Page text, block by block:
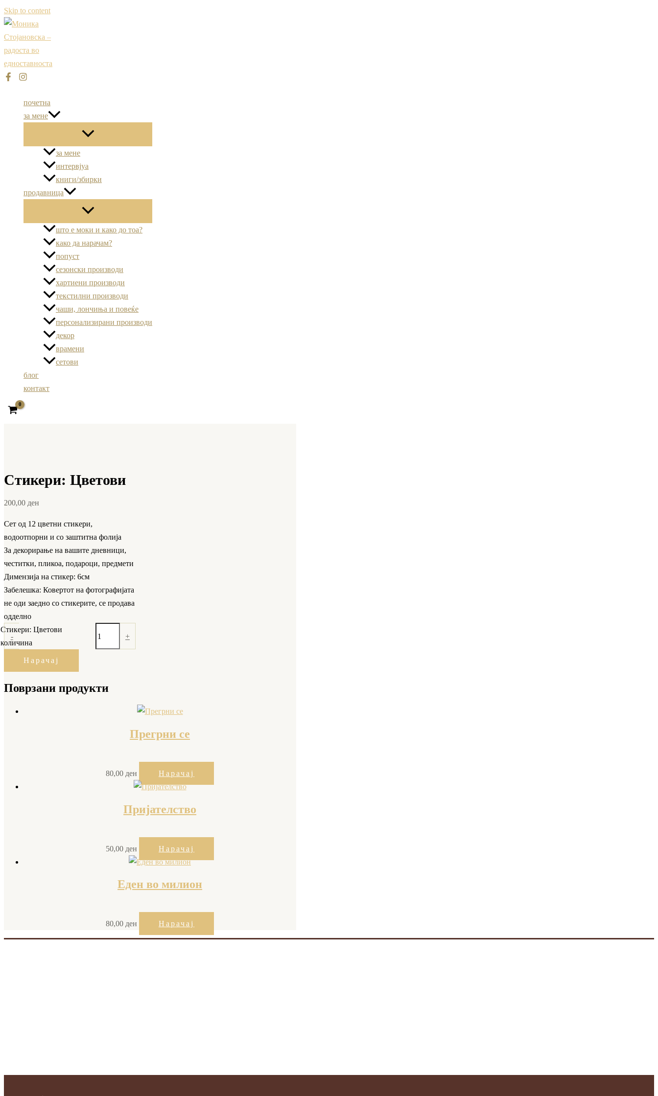
Skip to content
почетна
за мене
за мене
интервјуа
книги/збирки
продавница
што е моки и како до тоа?
како да нарачам?
попуст
сезонски производи
хартиени производи
текстилни производи
чаши, лончиња и повеќе
персонализирани производи
декор
врамени
сетови
блог
контакт
Стикери: Цветови
200,00 ден
Сет од 12 цветни стикери,
водоотпорни и со заштитна фолија
За декорирање на вашите дневници,
честитки, пликоа, подароци, предмети
Димензија на стикер: 6см
Забелешка: Ковертот на фотографијата
не оди заедно со стикерите, се продава
одделно
-
Стикери: Цветови
количина
+
Нарачај
Поврзани продукти
Прегрни се
80,00 ден Нарачај
Пријателство
50,00 ден Нарачај
Еден во милион
80,00 ден Нарачај